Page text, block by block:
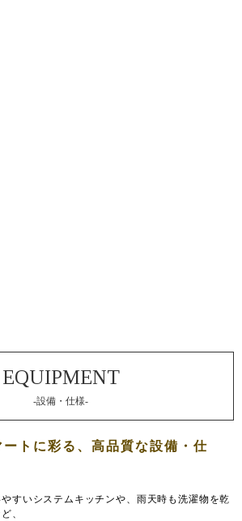
-設備・仕様-
すいシステムキッチンや、雨天時も洗濯物を乾
、